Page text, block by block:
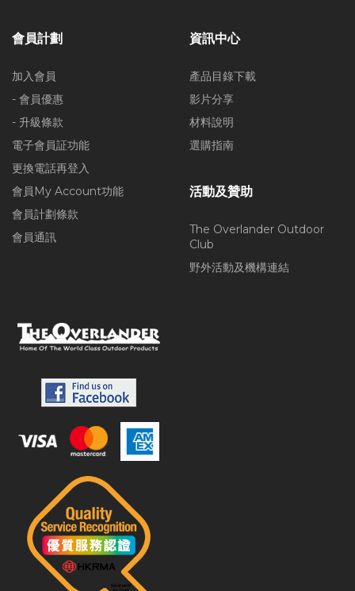
會員計劃
加入會員
- 會員優惠
- 升級條款
電子會員証功能
更換電話再登入
會員My Account功能
會員計劃條款
會員通訊
資訊中心
產品目錄下載
影片分享
材料說明
選購指南
活動及贊助
The Overlander Outdoor
Club
野外活動及機構連結